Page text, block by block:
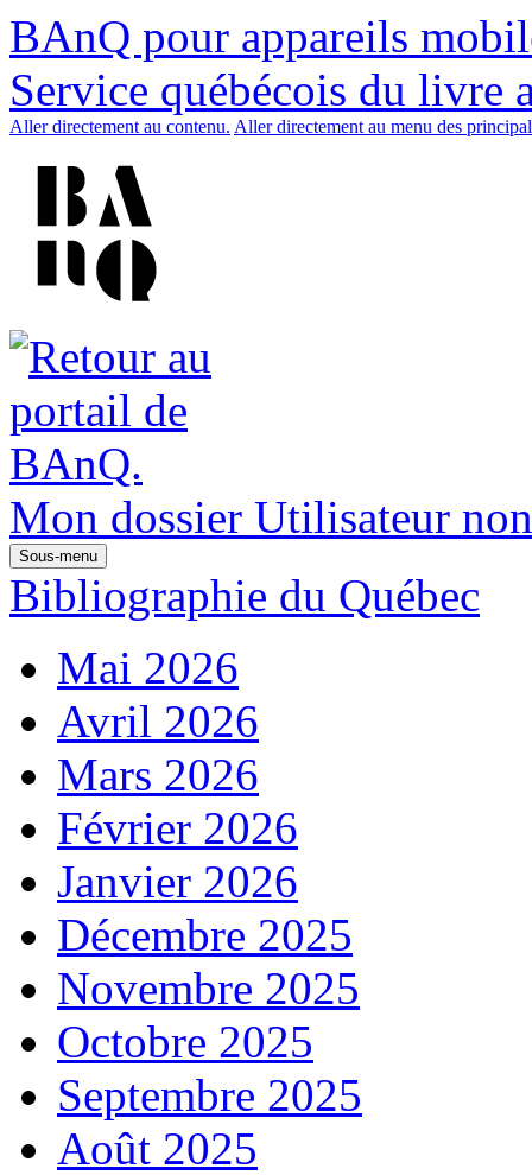
BAnQ pour appareils
Service québécois du livre
Aller directement au contenu. Aller directement au menu des
Mon dossier Utilisateur
Sous-menu
Bibliographie du Québec
Mai 2026
Avril 2026
Mars 2026
Février 2026
Janvier 2026
Décembre 2025
Novembre 2025
Octobre 2025
Septembre 2025
Août 2025